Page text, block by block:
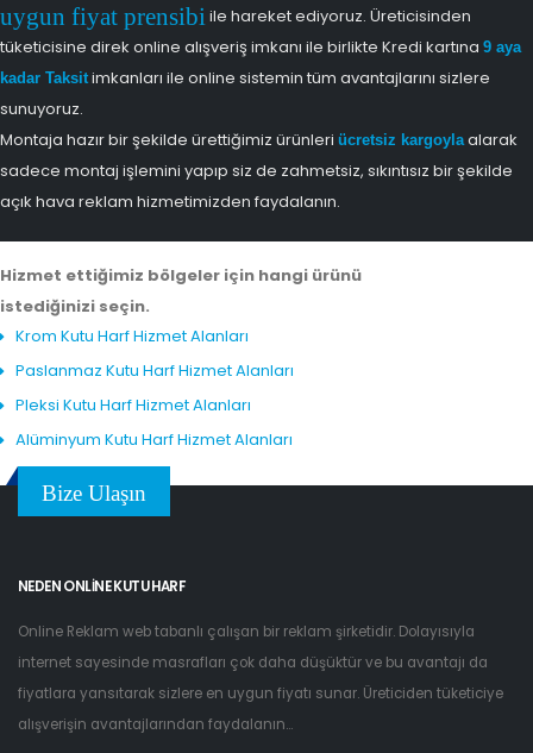
uygun fiyat prensibi ile hareket ediyoruz. Üreticisinden
tüketicisine direk online alışveriş imkanı ile birlikte Kredi kartına 9 aya
kadar Taksitimkanları ile online sistemin tüm avantajlarını sizlere
sunuyoruz.
Montaja hazır bir şekilde ürettiğimiz ürünleri ücretsiz kargoylaalarak
sadece montaj işlemini yapıp siz de zahmetsiz, sıkıntısız bir şekilde
açık hava reklam hizmetimizden faydalanın.
Hizmet ettiğimiz bölgeler için hangi ürünü
istediğinizi seçin.
Krom Kutu Harf Hizmet Alanları
Paslanmaz Kutu Harf Hizmet Alanları
Pleksi Kutu Harf Hizmet Alanları
Alüminyum Kutu Harf Hizmet Alanları
Bize Ulaşın
NEDEN ONLINE KUTU HARF
Online Reklam web tabanlı çalışan bir reklam şirketidir. Dolayısıyla
internet sayesinde masrafları çok daha düşüktür ve bu avantajı da
fiyatlara yansıtarak sizlere en uygun fiyatı sunar. Üreticiden tüketiciye
alışverişin avantajlarından faydalanın...